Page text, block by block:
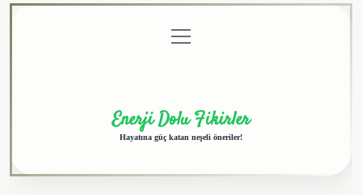
menüyü
aç
Enerji Dolu Fikirler
Hayatına güç katan neşeli öneriler!